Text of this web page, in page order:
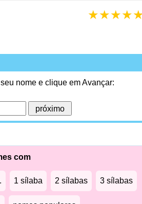
★★★★
nome e clique em Avançar:
com
1 sílaba 2 sílabas 3 sílabas